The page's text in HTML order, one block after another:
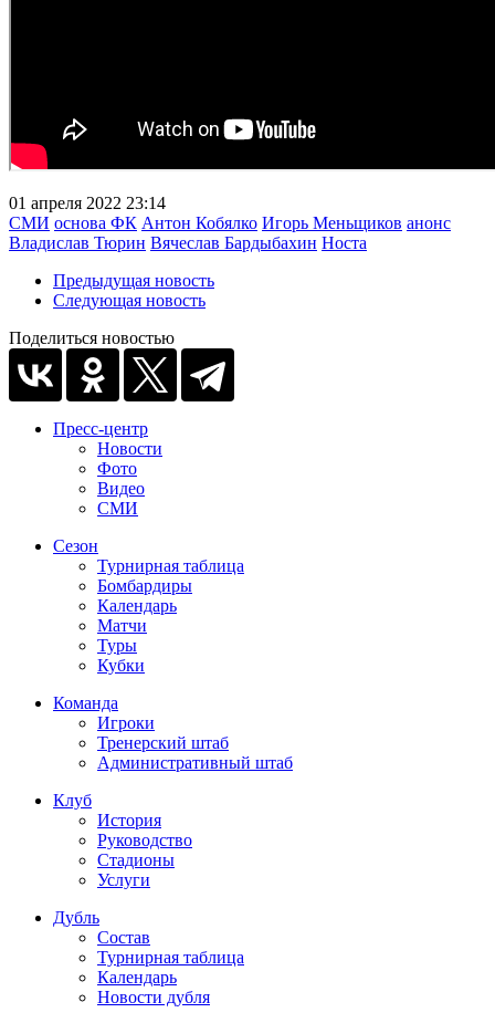
01 апреля 2022 23:14
СМИ основа ФК Антон Кобялко Игорь Меньщиков анонс
Владислав Тюрин Вячеслав Бардыбахин Носта
Предыдущая новость
Следующая новость
Поделиться новостью
Пресс-центр
Новости
Фото
Видео
СМИ
Сезон
Турнирная таблица
Бомбардиры
Календарь
Матчи
Туры
Кубки
Команда
Игроки
Тренерский штаб
Административный штаб
Клуб
История
Руководство
Стадионы
Услуги
Дубль
Состав
Турнирная таблица
Календарь
Новости дубля